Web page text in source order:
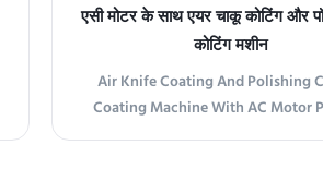
एसी मोटर के साथ एयर चाकू कोटिंग और
कोटिंग मशीन
Air Knife Coating And Polishing
Coating Machine With AC Motor
Overview The Curtain Coating